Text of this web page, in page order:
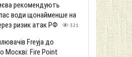
рекомендують
води щонайменше на
ризик атак РФ
321
Freyja до
Москві: Fire Point